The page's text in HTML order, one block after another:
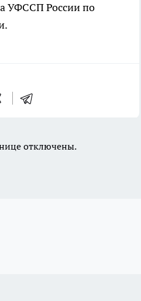
УФССП России по
отключены.